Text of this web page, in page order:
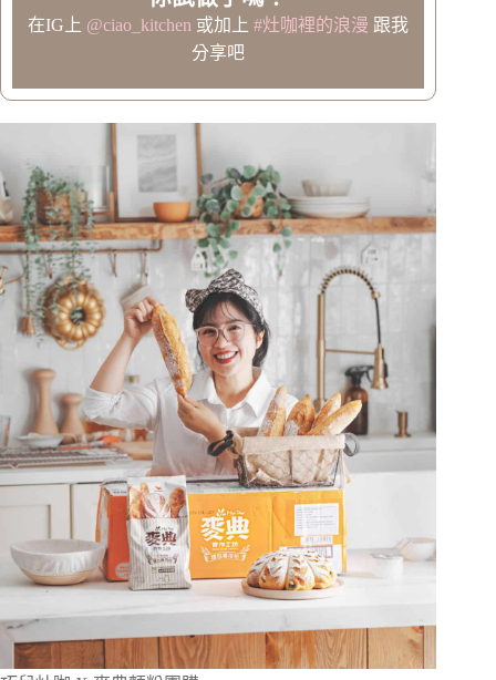
在IG上 @ciao_kitchen 或加上#灶咖裡的浪漫 跟我
分享吧